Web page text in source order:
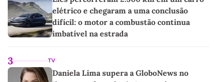
elétrico e chegaram a uma conclusão
difícil: o motor a combustão continua
imbatível na estrada
3 TV
Daniela Lima supera a GloboNews no